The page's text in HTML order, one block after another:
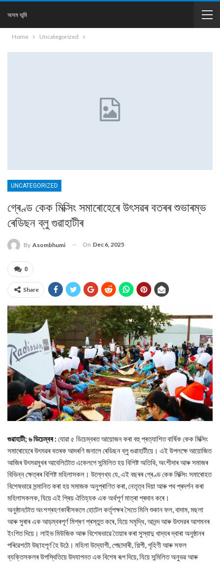
অসম ভূমি
Home Uncategorized
UNCATEGORIZED
গ্ৰেণ্ড কেক মিক্সিং সমাৰোহেৰে উৎসৱৰ বতৰৰ শুভাৰম্ভ
ৰেডিছন ব্লু গুৱাহাটীৰ
By Asombhumi On Dec 6, 2025
0
Share
গুৱাহাটী; ৬ ডিচেম্বৰ : যোৱা ৫ ডিচেম্বৰত আয়োজন কৰা বহু প্ৰত্যাশিত বাৰ্ষিক কেক মিক্সিং
সমাৰোহেৰে উৎসৱৰ বতৰক আদৰণি জনালে ৰেডিছন ব্লু গুৱাহাটীয়ে। এই উপলক্ষে আয়োজিত
আজিৰ উৎসৱমুখৰ আবেলিটোত একেলগে সন্মিলিত হয় বিশিষ্ট অতিথি, অংশীদাৰ আৰু সমাজৰ
বিভিন্ন ক্ষেত্ৰৰ বিশিষ্ট মহিলাসকল। উল্লেখ্য যে, এই বছৰৰ গ্ৰেণ্ড কেক মিক্সিং সমাৰোহত
বিশেষভাৱে সন্মানিত কৰা হয় সমাজক অনুপ্ৰাণিত কৰা, নেতৃত্ব দিয়া আৰু পথ প্ৰদৰ্শন কৰা
মহিলাসকলক, যিয়ে এই প্ৰিয় ঐতিহ্যক এক অৰ্থপূৰ্ণ মাত্ৰা প্ৰদান কৰে।
অনুষ্ঠানটোত অংশগ্ৰহণকাৰীসকলে হোটেল কৰ্তৃপক্ষৰ সৈতে মিলি শুকান ফল, বাদাম, মছলা
আৰু সুৰাৰ এক আড়ম্বৰপূৰ্ণ মিশ্ৰণ প্ৰস্তুত কৰে, যিয়ে সমৃদ্ধি, আনন্দ আৰু উৎসৱৰ আগমনৰ
ইংগিত দিয়ে। লাইভ মিউজিক আৰু বিশেষভাৱে তৈয়াৰ কৰা সুস্বাদু খাদ্যৰ দ্বাৰা অনুষ্ঠানৰ
পৰিৱেশটো উছাহপূৰ্ণ হৈ উঠে। মহিলা উদ্যোগী, পেছাদাৰী, শিল্পী, গৃহিণী আৰু সফল
ব্যক্তিসকলৰ উপস্থিতিয়ে উদযাপনত এক বিশেষ ৰূপ দিয়ে, যিয়ে সন্মিলিত অনুভৱ আৰু